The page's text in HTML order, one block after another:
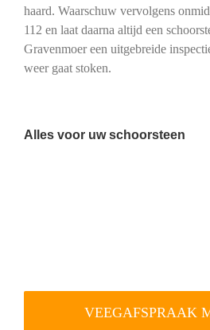
haard. Waarschuw vervolgens
112 en laat daarna altijd een
Gravenmoer een uitgebreide
weer gaat stoken.
Alles voor uw schoorsteen
VEEGAFSPRAAK